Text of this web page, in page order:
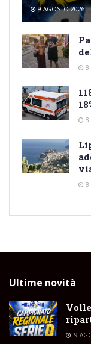
9 AGOSTO 2026
8
8
8
Ultime novità
9